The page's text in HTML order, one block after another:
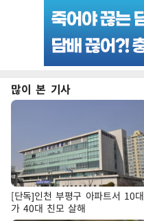
많이 본 기사
[단독]인천 부평구 아파트서 10대
가 40대 친모 살해